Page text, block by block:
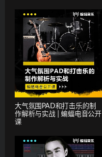
大气氛围PAD和打击乐的制
作解析与实战 | 蝙蝠电音公开
课